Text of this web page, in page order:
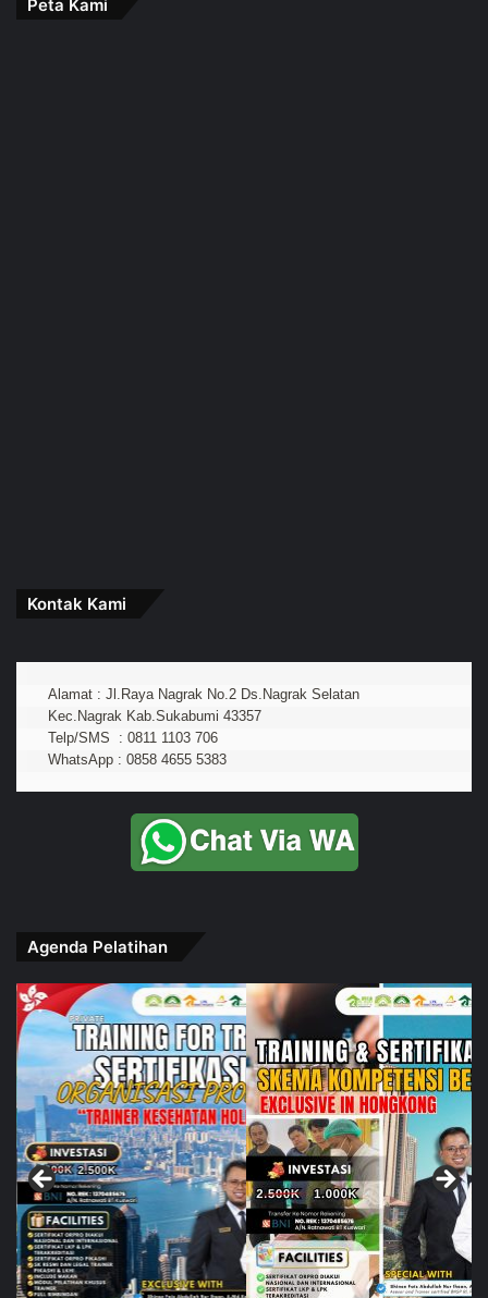
Peta Kami
Kontak Kami
Alamat : Jl.Raya Nagrak No.2 Ds.Nagrak Selatan
Kec.Nagrak Kab.Sukabumi 43357
Telp/SMS  : 0811 1103 706
WhatsApp : 0858 4655 5383
Agenda Pelatihan